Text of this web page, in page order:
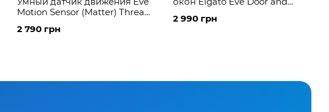
Motion Sensor (Matter) Thread,
Home, SmartThings
2 790 грн
HomeKit, Alexa, Google Home
2 990 грн